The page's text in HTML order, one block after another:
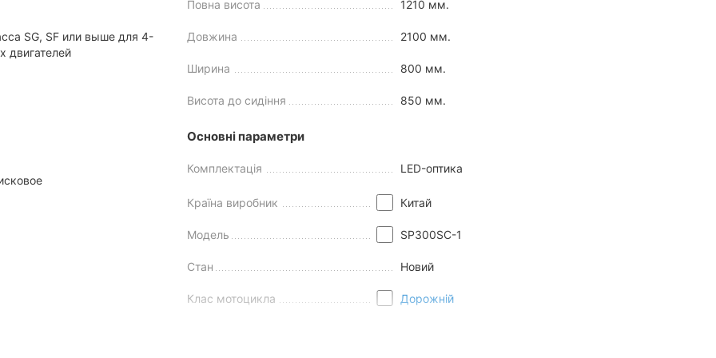
Дизайн і особливості моделі
Апарат більше нагадує стильний нейкед без спортивного переднього обтічника, додаткового пластикового обвісу та
Серед особливостей
SG, SF или выше для 4-
двигателей
Повна висота 1210 мм.
Довжина 2100 мм.
Ширина 800 мм.
Висота до сидіння 850 мм.
Основні параметри
Комплектація LED-оптика
Країна виробник Китай
Модель SP300SC-1
Стан Новий
Клас мотоцикла Дорожній